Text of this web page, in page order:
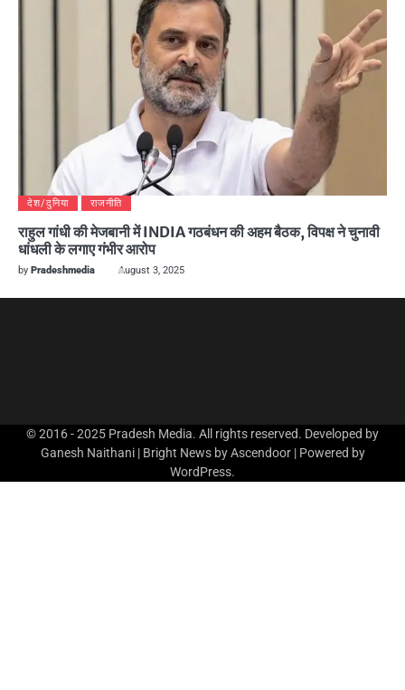
देश/दुनिया राजनीति
राहुल गांधी की मेजबानी में INDIA गठबंधन की अहम बैठक, विपक्ष ने चुनावी
धांधली के लगाए गंभीर आरोप
by Pradeshmedia August 3, 2025
© 2016 - 2025 Pradesh Media. All rights reserved. Developed by
Ganesh Naithani | Bright News byAscendoor| Powered by
WordPress.